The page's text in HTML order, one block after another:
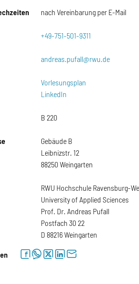
nach Vereinbarung per E-Mail
+49-751-501-9311
andreas.pufall@rwu.de
Vorlesungsplan
LinkedIn
B 220
Gebäude B
Leibnizstr. 12
88250 Weingarten
RWU Hochschule Ravensburg-
University of Applied Sciences
Prof. Dr. Andreas Pufall
Postfach 30 22
D 88216 Weingarten
facebookwhatsapptwitterlinkedinletter